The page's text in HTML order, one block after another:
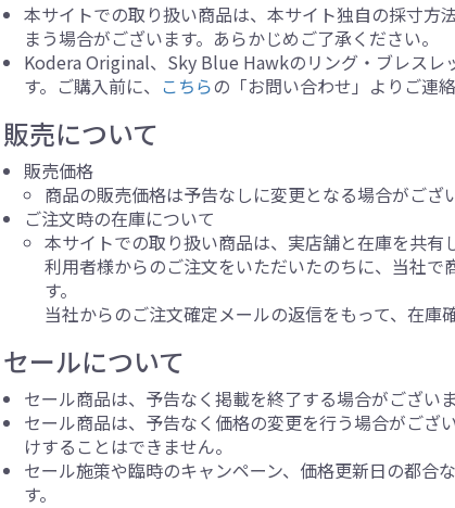
本サイトでの取り扱い商品は、本サイト独自の採寸方
まう場合がございます。あらかじめご了承ください。
Kodera Original、Sky Blue Hawkのリング・ブレスレ
す。ご購入前に、 こちらの「お問い合わせ」よりご連絡
販売について
販売価格
商品の販売価格は予告なしに変更となる場合がござ
ご注文時の在庫について
本サイトでの取り扱い商品は、実店舗と在庫を共有
利用者様からのご注文をいただいたのちに、当社
す。
当社からのご注文確定メールの返信をもって、在庫
セールについて
セール商品は、予告なく掲載を終了する場合がございま
セール商品は、予告なく価格の変更を行う場合がご
けすることはできません。
セール施策や臨時のキャンペーン、価格更新日の都合
す。